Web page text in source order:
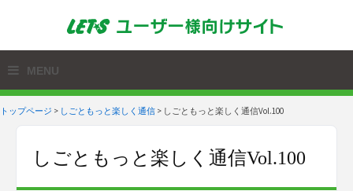
トップページ > しごともっと楽しく通信 > しごともっと楽しく通信Vol.100
しごともっと楽しく通信Vol.100